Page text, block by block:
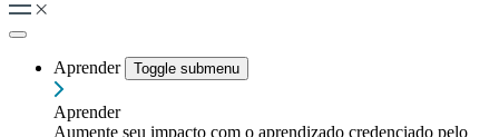
Aprender Toggle submenu
Aprender
Aumente seu impacto com o aprendizado credenciado pelo